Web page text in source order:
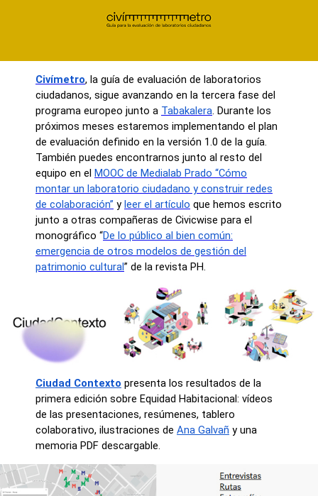
Civímetro, la guía de evaluación de laboratorios
ciudadanos, sigue avanzando en la tercera fase del
programa europeo junto a Tabakalera. Durante los
próximos meses estaremos implementando el plan
de evaluación definido en la versión 1.0 de la guía.
También puedes encontrarnos junto al resto del
equipo en el MOOC de Medialab Prado “Cómo
montar un laboratorio ciudadano y construir redes
de colaboración” y leer el artículo que hemos escrito
junto a otras compañeras de Civicwise para el
monográfico “De lo público al bien común:
emergencia de otros modelos de gestión del
patrimonio cultural” de la revista PH.
Ciudad Contexto presenta los resultados de la
primera edición sobre Equidad Habitacional: vídeos
de las presentaciones, resúmenes, tablero
colaborativo, ilustraciones de Ana Galvañ y una
memoria PDF descargable.